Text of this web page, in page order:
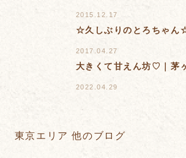
2015.12.17
☆久しぶりのとろちゃん
2017.04.27
大きくて甘えん坊♡｜茅
2022.04.29
東京エリア 他のブログ